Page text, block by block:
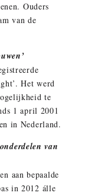
Ouders
van de
Het werd
te
1 april 2001
in Nederland.
van
aan bepaalde
in 2012 álle